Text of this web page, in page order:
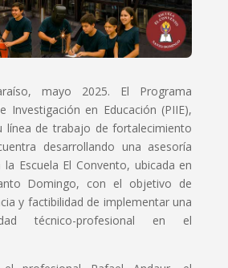
mayo 2025. El Programa
Investigación en Educación (PIIE),
línea de trabajo de fortalecimiento
desarrollando una asesoría
la Escuela El Convento, ubicada en
Domingo, con el objetivo de
y factibilidad de implementar una
técnico-profesional en el